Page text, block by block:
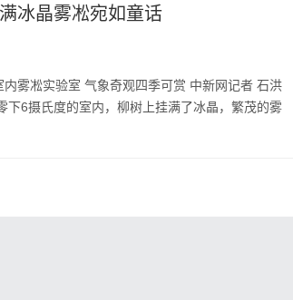
冰晶雾凇宛如童话
雾凇实验室 气象奇观四季可赏 中新网记者 石洪
下6摄氏度的室内，柳树上挂满了冰晶，繁茂的雾